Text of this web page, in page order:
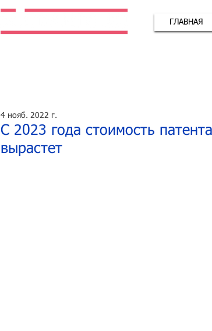
ГЛАВНАЯ
С 2023 года стоимость
вырастет
4 нояб. 2022 г.